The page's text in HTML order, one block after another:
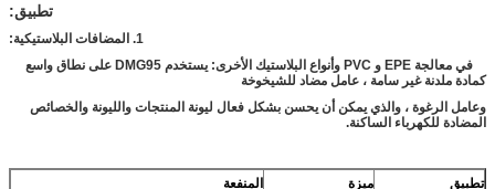
تطبيق:
1. المضافات البلاستيكية:
في معالجة EPE و PVC وأنواع البلاستيك الأخرى: يستخدم DMG95 على نطاق واسع
كمادة ملدنة غير سامة ، عامل مضاد للشيخوخة
وعامل الرغوة ، والذي يمكن أن يحسن بشكل فعال ليونة المنتجات والليونة والخصائص
المضادة للكهرباء الساكنة.
تطبيق ميزة المنفعة